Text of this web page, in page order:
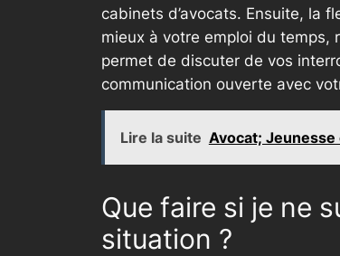
cabinets d’avocats. Ensuite, la
mieux à votre emploi du temps,
permet de discuter de vos
communication ouverte avec
Lire la suite Avocat;
Que faire si je ne
situation ?